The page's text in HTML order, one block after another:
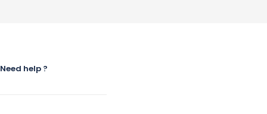
Need help ?